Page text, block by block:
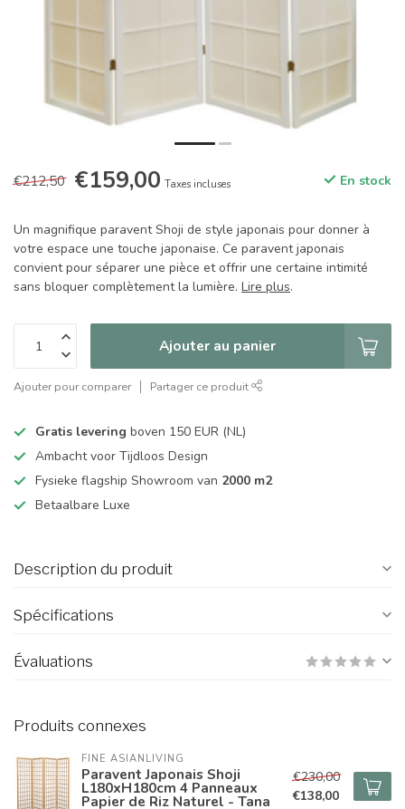
€212,50 €159,00 Taxes incluses En stock
Un magnifique paravent Shoji de style japonais pour donner à
votre espace une touche japonaise. Ce paravent japonais
convient pour séparer une pièce et offrir une certaine intimité
sans bloquer complètement la lumière. Lire plus.
Ajouter au panier
Ajouter pour comparer Partager ce produit
Gratis levering boven 150 EUR (NL)
Ambacht voor Tijdloos Design
Fysieke flagship Showroom van 2000 m2
Betaalbare Luxe
Description du produit
Spécifications
Évaluations
Produits connexes
FINE ASIANLIVING
Paravent Japonais Shoji
L180xH180cm 4 Panneaux
Papier de Riz Naturel - Tana
€230,00
€138,00